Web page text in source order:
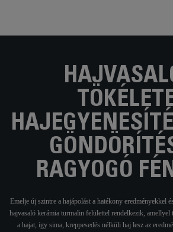
RAGYOGÓ
Emelje új szintre a hajápolást a hatékony eredményekkel
hajvasaló kerámia turmalin felülettel rendelkezik, amellyel
a hajat, így sima, kreppesedés nélküli haj lesz az